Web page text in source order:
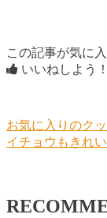
この記事が気に
いいねしよう！
お気に入りのク
イチョウもきれ